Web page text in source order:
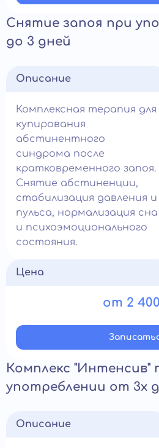
Снятие запоя при
до 3 дней
Описание
Комплексная терапия для
купирования
абстинентного
синдрома после
кратковременного запоя.
Снятие абстиненции,
стабилизация давления и
пульса, нормализация сна
и психоэмоционального
состояния.
Цена
от 2
Комплекс "Интенсив"
употреблении от 3х
Описание